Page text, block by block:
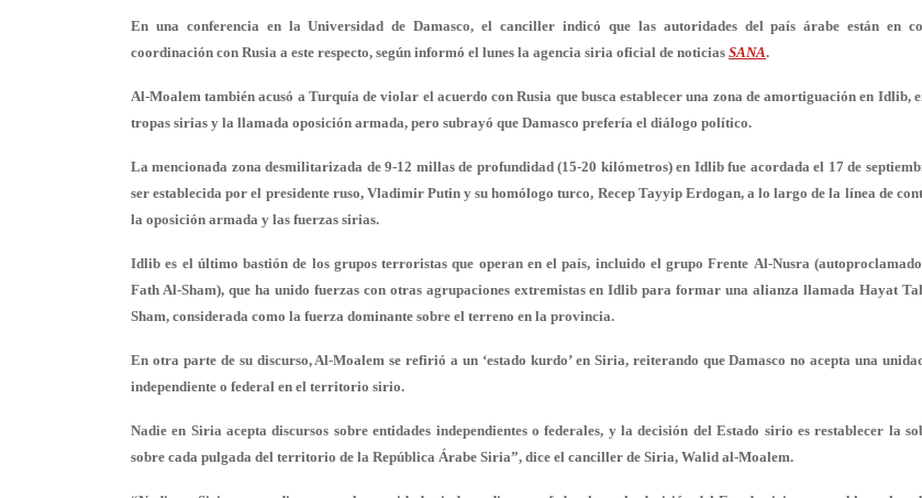
En una conferencia en la Universidad de Damasco, el canciller indicó que las autoridades del país árabe están en
coordinación con Rusia a este respecto, según informó el lunes la agencia siria oficial de noticias SANA.
Al-Moalem también acusó a Turquía de violar el acuerdo con Rusia que busca establecer una zona de amortiguación en Idlib,
tropas sirias y la llamada oposición armada, pero subrayó que Damasco prefería el diálogo político.
La mencionada zona desmilitarizada de 9-12 millas de profundidad (15-20 kilómetros) en Idlib fue acordada el 17 de
ser establecida por el presidente ruso, Vladimir Putin y su homólogo turco, Recep Tayyip Erdogan, a lo largo de la línea de
la oposición armada y las fuerzas sirias.
Idlib es el último bastión de los grupos terroristas que operan en el país, incluido el grupo Frente Al-Nusra
Fath Al-Sham), que ha unido fuerzas con otras agrupaciones extremistas en Idlib para formar una alianza llamada Hayat
Sham, considerada como la fuerza dominante sobre el terreno en la provincia.
En otra parte de su discurso, Al-Moalem se refirió a un ‘estado kurdo’ en Siria, reiterando que Damasco no acepta una
independiente o federal en el territorio sirio.
Nadie en Siria acepta discursos sobre entidades independientes o federales, y la decisión del Estado sirio es restablecer la
sobre cada pulgada del territorio de la República Árabe Siria”, dice el canciller de Siria, Walid al-Moalem.